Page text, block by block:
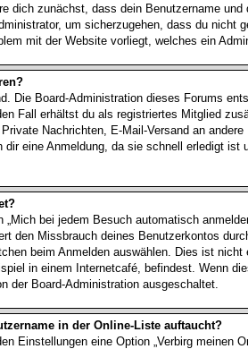
dich zunächst, dass dein Benutzername
um sicherzugehen, dass du nicht
mit der Website vorliegt, welches ein
Die Board-Administration dieses Forums
Fall erhältst du als registriertes Mitglied
Nachrichten, E-Mail-Versand an
dir eine Anmeldung, da sie schnell erledigt ist
bei jedem Besuch automatisch
den Missbrauch deines Benutzerkontos
beim Anmelden auswählen. Dies ist nicht
in einem Internetcafé, befindest. Wenn
der Board-Administration ausgeschaltet.
in der Online-Liste auftaucht?
Einstellungen eine Option „Verbirg meinen